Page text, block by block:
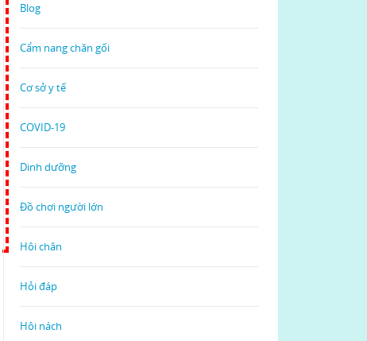
Blog
Cẩm nang chăn gối
Cơ sở y tế
COVID-19
Dinh dưỡng
Đồ chơi người lớn
Hôi chân
Hỏi đáp
Hôi nách